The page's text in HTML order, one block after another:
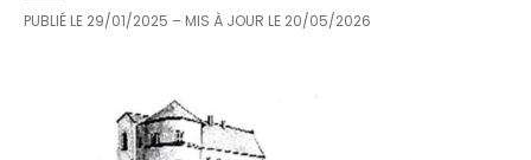
PUBLIÉ LE 29/01/2025 – MIS À JOUR LE 20/05/2026